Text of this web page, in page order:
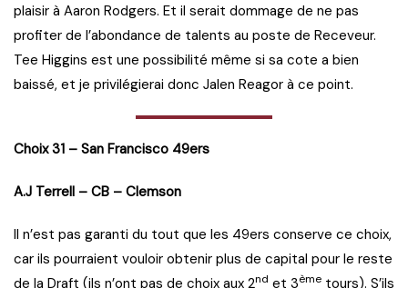
plaisir à Aaron Rodgers. Et il serait dommage de ne pas
profiter de l’abondance de talents au poste de Receveur.
Tee Higgins est une possibilité même si sa cote a bien
baissé, et je privilégierai donc Jalen Reagor à ce point.
Choix 31 – San Francisco 49ers
A.J Terrell – CB – Clemson
Il n’est pas garanti du tout que les 49ers conserve ce choix,
car ils pourraient vouloir obtenir plus de capital pour le reste
de la Draft (ils n’ont pas de choix aux 2nd et 3ème tours). S’ils